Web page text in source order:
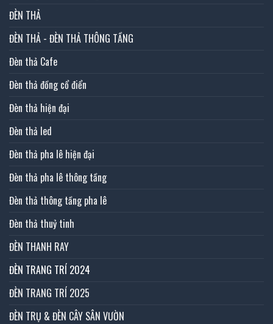
ĐÈN THẢ
ĐÈN THẢ - ĐÈN THẢ THÔNG TẦNG
Đèn thả Cafe
Đèn thả đồng cổ điển
Đèn thả hiện đại
Đèn thả led
Đèn thả pha lê hiện đại
Đèn thả pha lê thông tầng
Đèn thả thông tầng pha lê
Đèn thả thuỷ tinh
ĐÈN THANH RAY
ĐÈN TRANG TRÍ 2024
ĐÈN TRANG TRÍ 2025
ĐÈN TRỤ & ĐÈN CÂY SÂN VƯỜN